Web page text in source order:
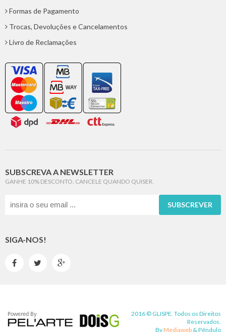
Formas de Pagamento
Trocas, Devoluções e Cancelamentos
Livro de Reclamações
SUBSCREVA A NEWSLETTER
GANHE 10% DESCONTO. CANCELE QUANDO QUISER.
SUBSCREVER
SIGA-NOS!
  
2016 © GLISPE. Todos os Direitos
Reservados.
By Mediaweb & Pêndulo